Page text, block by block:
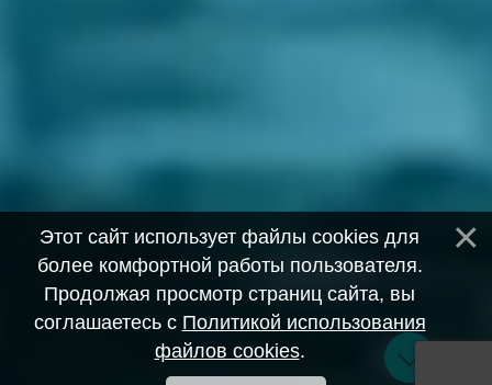
Этот сайт использует файлы cookies для
более комфортной работы пользователя.
Продолжая просмотр страниц сайта, вы
соглашаетесь с Политикой использования
файлов cookies.